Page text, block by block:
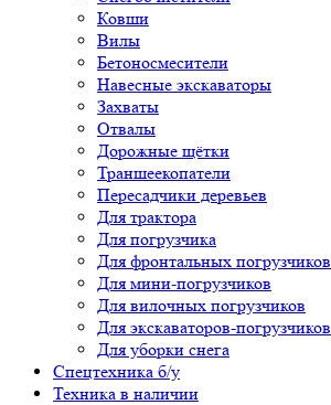
Ковши
Вилы
Бетоносмесители
Навесные экскаваторы
Захваты
Отвалы
Дорожные щётки
Траншеекопатели
Пересадчики деревьев
Для трактора
Для погрузчика
Для фронтальных погрузчиков
Для мини-погрузчиков
Для вилочных погрузчиков
Для экскаваторов-погрузчиков
Для уборки снега
Спецтехника б/у
Техника в наличии